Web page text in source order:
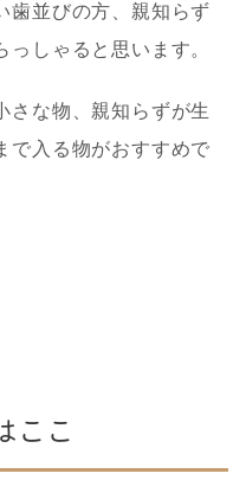
歯並びの方、親知らず
しゃると思います。
さな物、親知らずが生
で入る物がおすすめで
ここ